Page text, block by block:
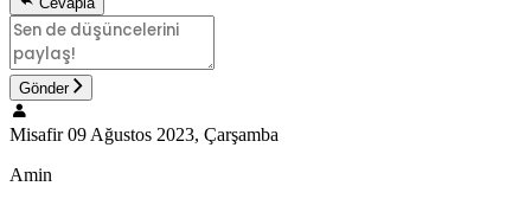
Gönder
Misafir 09 Ağustos 2023, Çarşamba
Amin